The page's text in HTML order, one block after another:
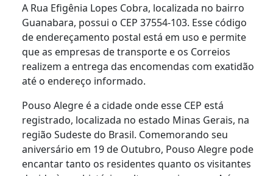
A Rua Efigênia Lopes Cobra, localizada no bairro
Guanabara, possui o CEP 37554-103. Esse código
de endereçamento postal está em uso e permite
que as empresas de transporte e os Correios
realizem a entrega das encomendas com exatidão
até o endereço informado.
Pouso Alegre é a cidade onde esse CEP está
registrado, localizada no estado Minas Gerais, na
região Sudeste do Brasil. Comemorando seu
aniversário em 19 de Outubro, Pouso Alegre pode
encantar tanto os residentes quanto os visitantes